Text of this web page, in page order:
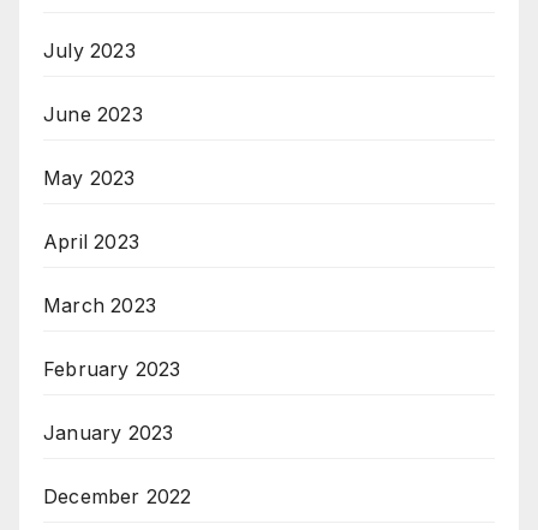
July 2023
June 2023
May 2023
April 2023
March 2023
February 2023
January 2023
December 2022